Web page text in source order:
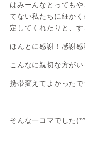
はみーんなとっても
てない私たちに細か
定してくれたりと、
ほんとに感謝！感謝感
こんなに親切な方が
携帯変えてよかったで
そんな一コマでした